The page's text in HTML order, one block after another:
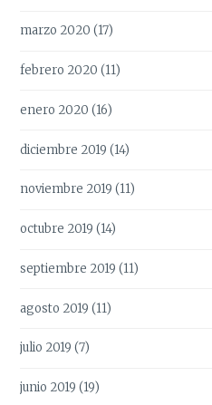
marzo 2020 (17)
febrero 2020 (11)
enero 2020 (16)
diciembre 2019 (14)
noviembre 2019 (11)
octubre 2019 (14)
septiembre 2019 (11)
agosto 2019 (11)
julio 2019 (7)
junio 2019 (19)